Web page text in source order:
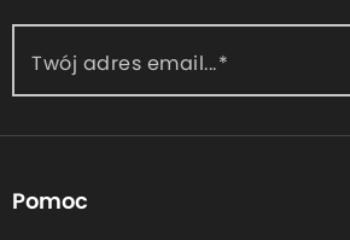
Twój adres email...
Pomoc